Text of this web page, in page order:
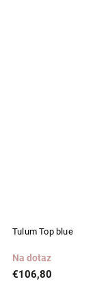
Tulum Top blue
Na dotaz
€106,80